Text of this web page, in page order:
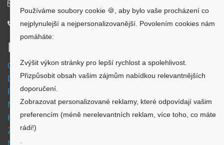
720 500 500
Informace
Obchodní podmínky
Doprava a platba
Reklamační formulář
Nastavení cookies
Kde nás najdete
Zpětný odběr vysloužilých elektrozařízení
Používáme soubory cookie 🍪, aby bylo vaše procházení co
nejplynulejší a nejpersonalizovanější. Povolením cookies nám
pomáháte:
Zvýšit výkon stránky pro lepší rychlost a spolehlivost.
Přizpůsobit obsah vašim zájmům nabídkou relevantnějších
doporučení.
Zobrazovat personalizované reklamy, které odpovídají vašim
preferencím (méně nerelevantních reklam, více toho, co máte
rádi!)